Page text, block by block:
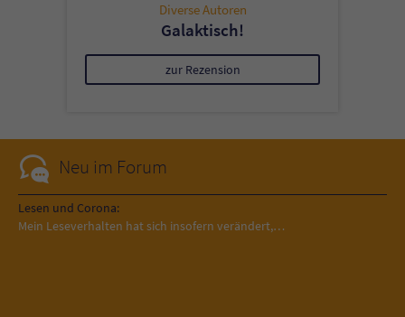
Diverse Autoren
Galaktisch!
zur Rezension
Neu im Forum
Lesen und Corona:
Mein Leseverhalten hat sich insofern verändert,…